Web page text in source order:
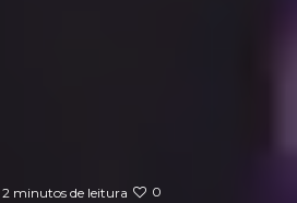
2 minutos de leitura 0